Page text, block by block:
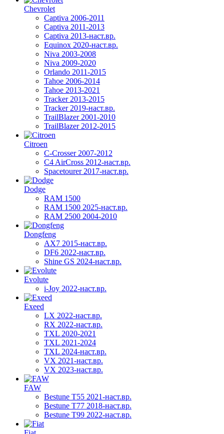
Chevrolet
Captiva 2006-2011
Captiva 2011-2013
Captiva 2013-наст.вр.
Equinox 2020-наст.вр.
Niva 2003-2008
Niva 2009-2020
Orlando 2011-2015
Tahoe 2006-2014
Tahoe 2013-2021
Tracker 2013-2015
Tracker 2019-наст.вр.
TrailBlazer 2001-2010
TrailBlazer 2012-2015
Citroen
C-Crosser 2007-2012
C4 AirCross 2012-наст.вр.
Spacetourer 2017-наст.вр.
Dodge
RAM 1500
RAM 1500 2025-наст.вр.
RAM 2500 2004-2010
Dongfeng
AX7 2015-наст.вр.
DF6 2022-наст.вр.
Shine GS 2024-наст.вр.
Evolute
i-Joy 2022-наст.вр.
Exeed
LX 2022-наст.вр.
RX 2022-наст.вр.
TXL 2020-2021
TXL 2021-2024
TXL 2024-наст.вр.
VX 2021-наст.вр.
VX 2023-наст.вр.
FAW
Bestune T55 2021-наст.вр.
Bestune T77 2018-наст.вр.
Bestune T99 2022-наст.вр.